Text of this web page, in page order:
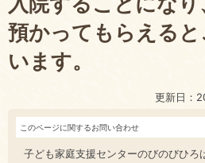
預かってもらえる
います。
更新日：
このページに関するお問い合わせ
子ども家庭支援センターのびのびひろ